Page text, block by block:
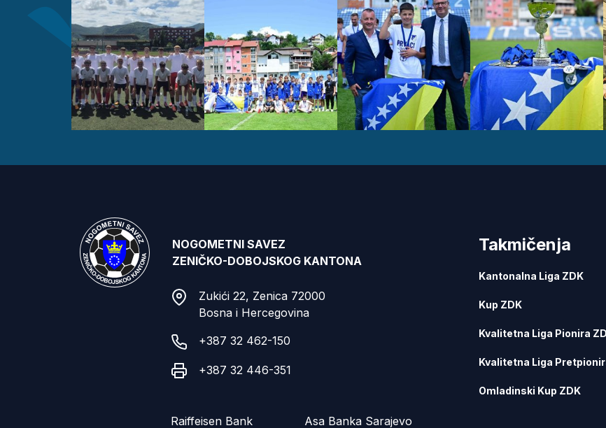
NOGOMETNI SAVEZ
ZENIČKO-DOBOJSKOG KANTONA
Zukići 22, Zenica 72000
Bosna i Hercegovina
+387 32 462-150
+387 32 446-351
Raiffeisen Bank Asa Banka Sarajevo
Takmičenja
Kantonalna Liga ZDK
Kup ZDK
Kvalitetna Liga Pionira
Kvalitetna Liga
Omladinski Kup ZDK